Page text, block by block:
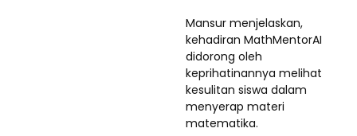
Mansur menjelaskan,
kehadiran MathMentorAI
didorong oleh
keprihatinannya melihat
kesulitan siswa dalam
menyerap materi
matematika.